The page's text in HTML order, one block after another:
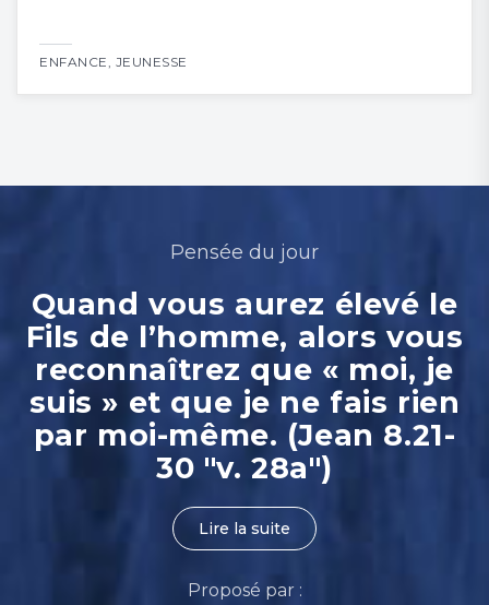
ENFANCE, JEUNESSE
Pensée du jour
Quand vous aurez élevé le
Fils de l’homme, alors vous
reconnaîtrez que « moi, je
suis » et que je ne fais rien
par moi-même. (Jean 8.21-
30 "v. 28a")
Lire la suite
Proposé par :